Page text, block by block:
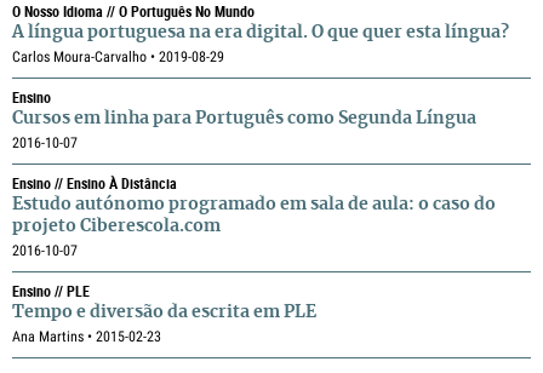
O Nosso Idioma // O Português No Mundo
A língua portuguesa na era digital. O que quer esta língua?
Carlos Moura-Carvalho • 2019-08-29
Ensino
Cursos em linha para Português como Segunda Língua
2016-10-07
Ensino // Ensino À Distância
Estudo autónomo programado em sala de aula: o caso do
projeto Ciberescola.com
2016-10-07
Ensino // PLE
Tempo e diversão da escrita em PLE
Ana Martins • 2015-02-23